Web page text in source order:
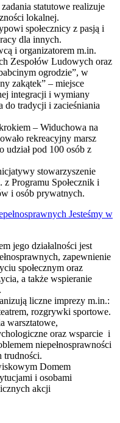
statutowe realizuje
lokalnej.
społecznicy z pasją i
dla innych.
i organizatorem m.in.
Zespołów Ludowych oraz
ogrodzie”, w
zakątek” – miejsce
integracji i wymiany
do tradycji i zacieśniania
– Widuchowa na
rekreacyjny marsz
pod 100 osób z
stowarzyszenie
Programu Społecznik i
i osób prywatnych.
Jesteśmy w
jego działalności jest
zapewnienie
społecznym oraz
a także wspieranie
liczne imprezy m.in.:
rozgrywki sportowe.
warsztatowe,
oraz wsparcie i
niepełnosprawności
trudności.
Domem
i osobami
akcji